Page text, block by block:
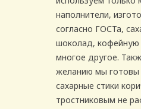
наполнители,
согласно ГОСТа,
шоколад,
многое другое.
желанию мы готовы
сахарные стики
тростниковым не